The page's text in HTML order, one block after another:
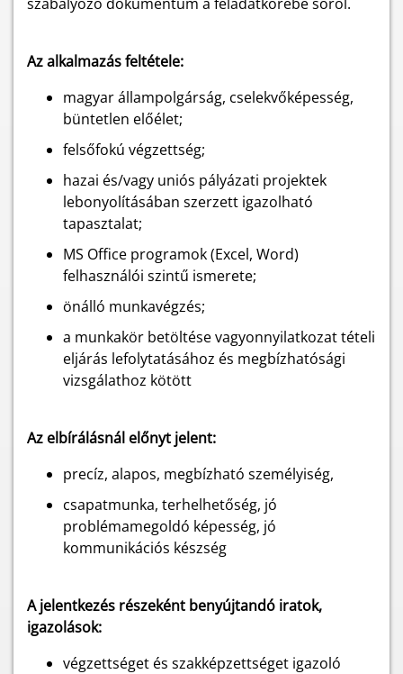
Az alkalmazás feltétele:
magyar állampolgárság, cselekvőképesség,
büntetlen előélet;
felsőfokú végzettség;
hazai és/vagy uniós pályázati projektek
lebonyolításában szerzett igazolható
tapasztalat;
MS Office programok (Excel, Word)
felhasználói szintű ismerete;
önálló munkavégzés;
a munkakör betöltése vagyonnyilatkozat tételi
eljárás lefolytatásához és megbízhatósági
vizsgálathoz kötött
Az elbírálásnál előnyt jelent:
precíz, alapos, megbízható személyiség,
csapatmunka, terhelhetőség, jó
problémamegoldó képesség, jó
kommunikációs készség
A jelentkezés részeként benyújtandó iratok,
igazolások:
végzettséget és szakképzettséget igazoló